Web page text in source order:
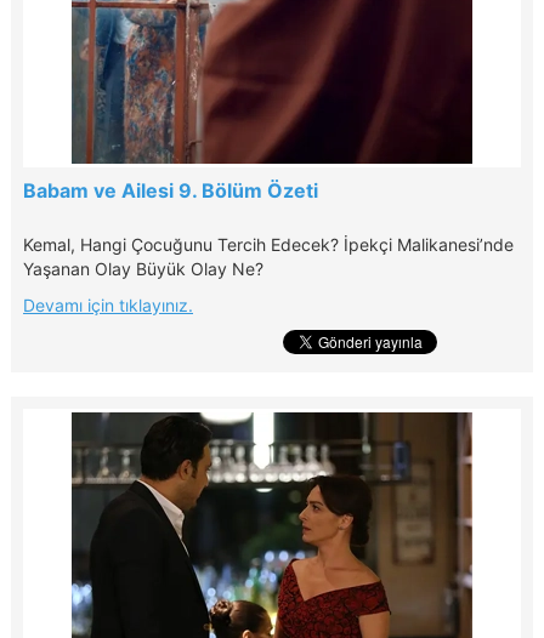
Babam ve Ailesi 9. Bölüm Özeti
Kemal, Hangi Çocuğunu Tercih Edecek? İpekçi Malikanesi’nde
Yaşanan Olay Büyük Olay Ne?
Devamı için tıklayınız.